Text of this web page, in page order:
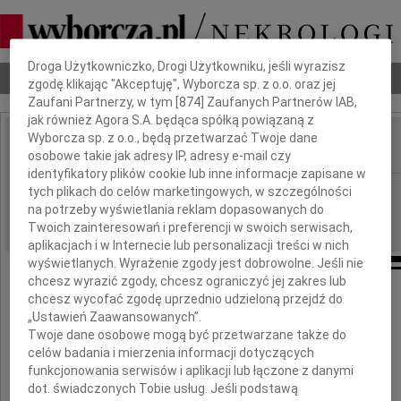
Nekrologi Odeszli Poradnik pogrzebowy
IMIĘ I NAZWISKO:
REGION: Kielce
DATA EMISJI: 03.08.2017
Wyrazy najszczerszego współczucia
Joannie Nowak
Dbamy o Twoją prywatność
Droga Użytkowniczko, Drogi Użytkowniku, jeśli wyrazisz
zgodę klikając "Akceptuję", Wyborcza sp. z o.o. oraz jej
Zaufani Partnerzy, w tym [874 ] Zaufanych Partnerów IAB,
jak również Agora S.A. będąca spółką powiązaną z
Wyborcza sp. z o.o., będą przetwarzać Twoje dane
osobowe takie jak adresy IP, adresy e-mail czy
identyfikatory plików cookie lub inne informacje zapisane w
tych plikach do celów marketingowych, w szczególności
na potrzeby wyświetlania reklam dopasowanych do
Twoich zainteresowań i preferencji w swoich serwisach,
aplikacjach i w Internecie lub personalizacji treści w nich
wyświetlanych. Wyrażenie zgody jest dobrowolne. Jeśli nie
chcesz wyrazić zgody, chcesz ograniczyć jej zakres lub
chcesz wycofać zgodę uprzednio udzieloną przejdź do
„Ustawień Zaawansowanych”.
Twoje dane osobowe mogą być przetwarzane także do
celów badania i mierzenia informacji dotyczących
funkcjonowania serwisów i aplikacji lub łączone z danymi
dot. świadczonych Tobie usług. Jeśli podstawą